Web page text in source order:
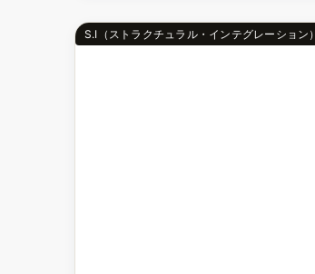
S.I（ストラクチュラル・インテグレーション）